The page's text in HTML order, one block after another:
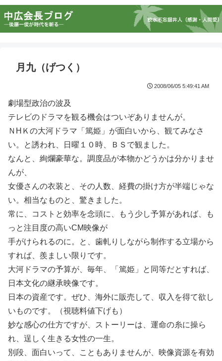
月九（げつく）
2008/06/05 5:49:41 AM
劇場型政治の波及
テレビのドラマを観る機会はついぞありませんが。
ＮHＫの大河ドラマ「篤姫」が面白いから、観てみなさ
い。と誘われ、日曜１０時、ＢＳで観ました。
なんと、絢爛豪華な。調度品が本物かどうかは分かりませ
んが、
女優さんの衣装と、その人数、経費の掛け方が半端じゃな
い。相当なものと、驚きました。
常に、コストと効率を念頭に、もう少し予算があれば、も
っと注目度の高いCM映像が
手がけられるのに。と、歯軋りしながら制作する立場から
すれば、羨ましい限りです。
大河ドラマの予算が、毎年、「篤姫」と同等だとすれば、
日本文化の継承映像です。
日本の資産です。ぜひ、海外に販売して、収入を得て欲し
いものです。（視聴料値下げも）
妙な感心の仕方ですが、ストーリーは、運命の糸に操ら
れ、逞しく生きる女性の一生。
別段、面白いって、こともありませんが、映像資源を有効